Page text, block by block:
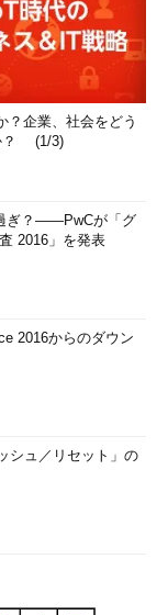
？企業、社会をどう
？ (1/3)
ぎ？――PwCが「グ
2016」を発表
2016からのダウン
シュ／リセット」の